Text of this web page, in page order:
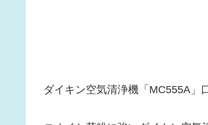
ダイキン空気清浄機「MC555A」